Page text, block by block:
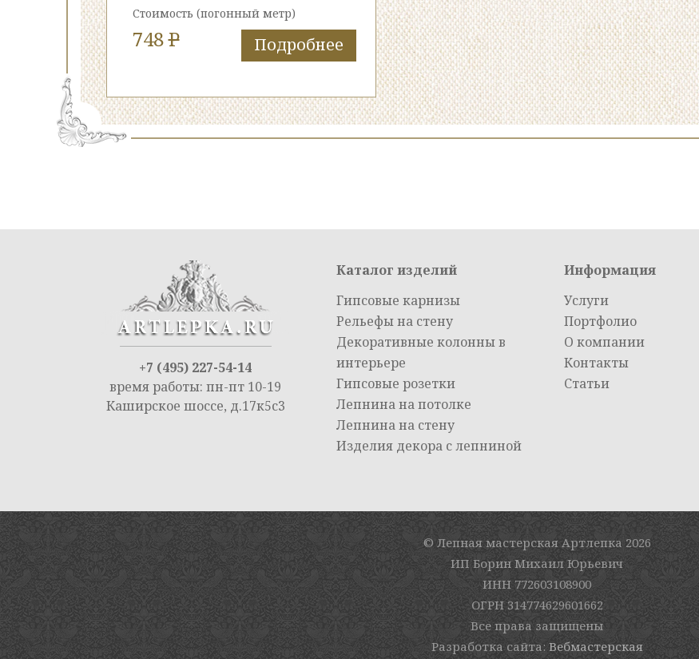
Стоимость (погонный метр)
748P Подробнее
+7 (495) 227-54-14
время работы: пн-пт 10-19
Каширское шоссе, д.17к5с3
Каталог изделий
Гипсовые карнизы
Рельефы на стену
Декоративные колонны в
интерьере
Гипсовые розетки
Лепнина на потолке
Лепнина на стену
Изделия декора с лепниной
Информация
Услуги
Портфолио
О компании
Контакты
Статьи
© Лепная мастерская Артлепка 2026
ИП Борин Михаил Юрьевич
ИНН 772603108900
ОГРН 314774629601662
Все права защищены
Разработка сайта: Вебмастерская